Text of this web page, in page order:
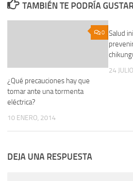
TAMBIÉN TE PODRÍA
0
¿Qué precauciones hay que
tomar ante una tormenta
eléctrica?
10 ENERO, 2014
Salud
24
DEJA UNA RESPUESTA